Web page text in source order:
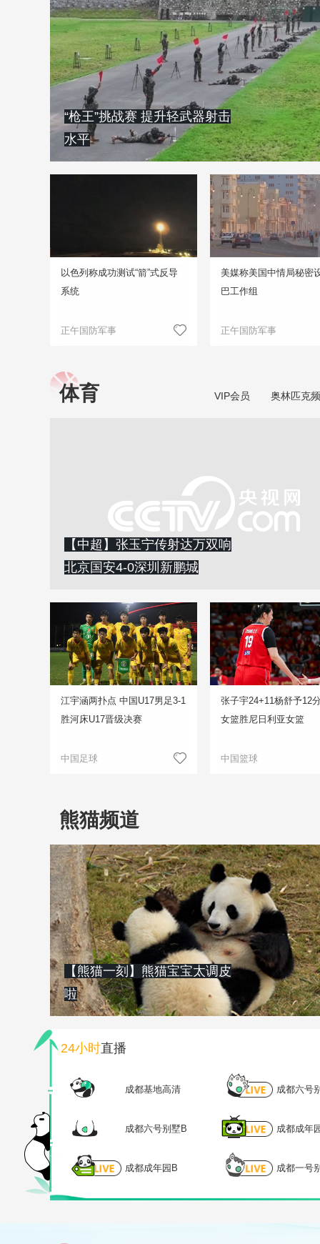
“枪王”挑战赛 提升轻武器射击
水平
以色列称成功测试“箭”式反导
系统
正午国防军事
美媒称美国中情局秘密
巴工作组
正午国防军事
体育 VIP会员 奥林匹克
【中超】张玉宁传射达万双响
北京国安4-0深圳新鹏城
江宇涵两扑点 中国U17男足3-1
胜河床U17晋级决赛
中国足球
张子宇24+11杨舒予12
女篮胜尼日利亚女篮
中国篮球
熊猫频道
【熊猫一刻】熊猫宝宝太调皮
啦
24小时直播
成都基地高清 成都六号
成都六号别墅B 成都成年
成都成年园B 成都一号